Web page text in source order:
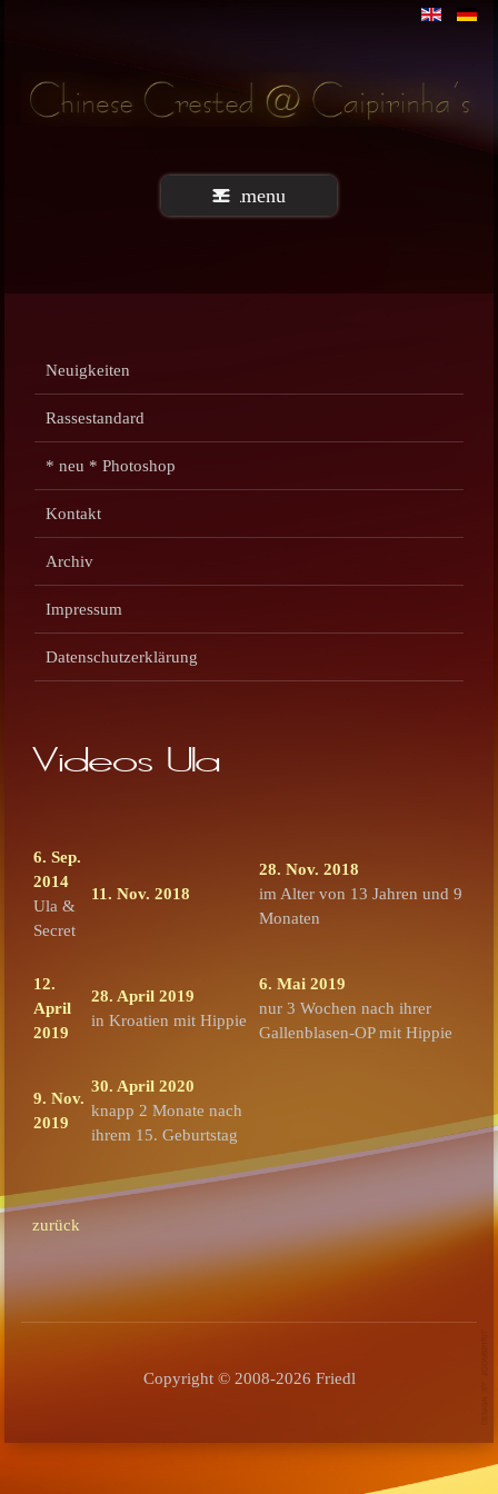
menu
Neuigkeiten
Rassestandard
* neu * Photoshop
Kontakt
Archiv
Impressum
Datenschutzerklärung
Videos Ula
6. Sep.
2014
Ula &
Secret
11. Nov. 2018
28. Nov. 2018
im Alter von 13 Jahren und 9
Monaten
12.
April
2019
28. April 2019
in Kroatien mit Hippie
6. Mai 2019
nur 3 Wochen nach ihrer
Gallenblasen-OP mit Hippie
9. Nov.
2019
30. April 2020
knapp 2 Monate nach
ihrem 15. Geburtstag
zurück
Copyright © 2008-2026 Friedl